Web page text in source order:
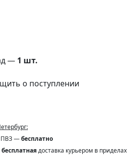
— 1 шт.
о поступлении
ПВЗ —бесплатно
бесплатнаядоставка курьером в приделах